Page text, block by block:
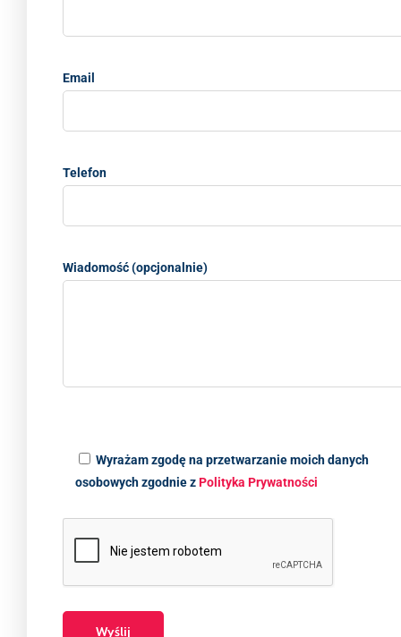
Email
Telefon
Wiadomość (opcjonalnie)
Wyrażam zgodę na przetwarzanie moich danych
osobowych zgodnie zPolityka Prywatności